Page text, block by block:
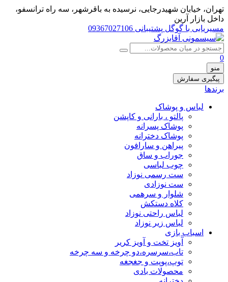
تهران، خيابان شهيدرجايى، نرسیده به باقرشهر، سه راه ترانسفو،
داخل بازار آرین
مسیریابی با گوگل پشتیبانی 09367027106
0
منو
پیگیری سفارش
برندها
لباس و پوشاک
پالتو ، بارانی و کاپشن
پوشاک پسرانه
پوشاک دخترانه
پیراهن و سارافون
جوراب و ساق
چوب لباسی
ست رسمی نوزاد
ست نوزادی
شلوار و سرهمی
کلاه دستکش
لباس راحتی نوزاد
لباس زیر نوزاد
اسباب بازی
آویز تخت و آویز کریر
تاب،سرسره،دو چرخه و سه چرخه
توپ،پوپت و جغجغه
محصولات بادی